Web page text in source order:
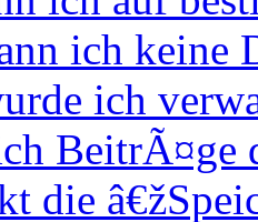
ich keine
ich
BeitrÃ¤ge
die